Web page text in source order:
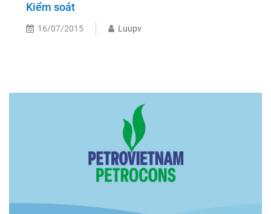
Kiểm soát
16/07/2015 Luupv